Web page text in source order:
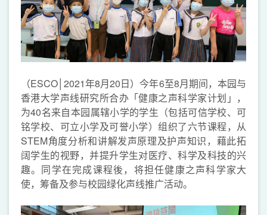
（ESCO│2021年8月20日）今年6至8月期间，本园与
香港大学声线研究所合办「健康之声科学家计划」，
为40名来自本园属辖小学的学生（包括可信学校、可
铭学校、可立小学及可誉小学）组织了六节课程，从
STEM角度分析和讲解发声原理及护声知识，藉此拓
阔学生的视野，并提升学生对医疗、科学及科技的兴
趣。同学在完成课程後，将担任健康之声科学家大
使，筹备及参与校园绿化声线推广活动。